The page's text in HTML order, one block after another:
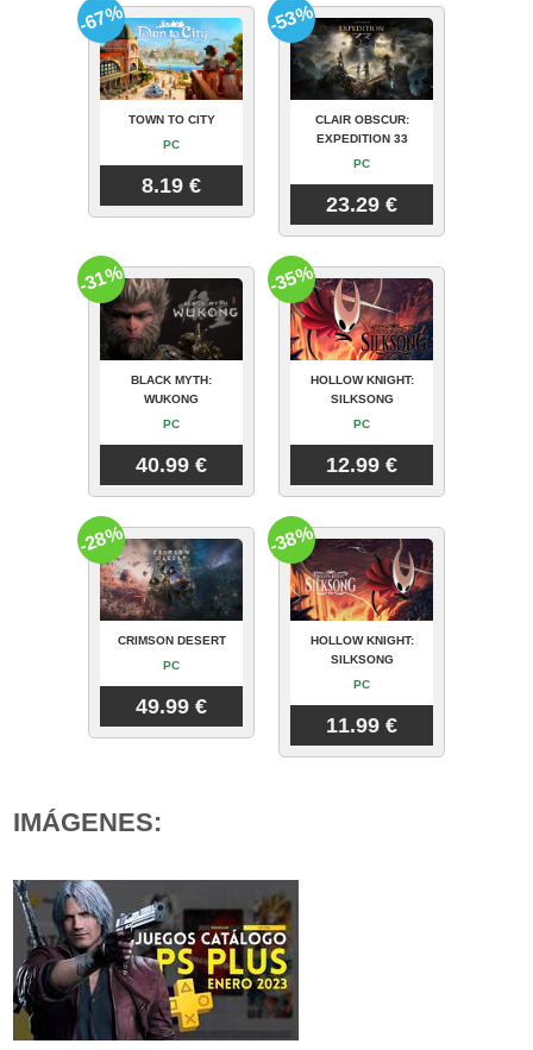
TOWN TO CITY
PC
8.19 €
-67%
CLAIR OBSCUR:
EXPEDITION 33
PC
23.29 €
-53%
BLACK MYTH:
WUKONG
PC
40.99 €
-31%
HOLLOW KNIGHT:
SILKSONG
PC
12.99 €
-35%
CRIMSON DESERT
PC
49.99 €
-28%
HOLLOW KNIGHT:
SILKSONG
PC
11.99 €
-38%
IMÁGENES: